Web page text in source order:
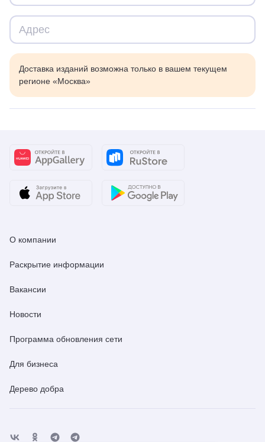
Доставка изданий возможна только в вашем текущем
регионе «Москва»
О компании
Раскрытие информации
Вакансии
Новости
Программа обновления сети
Для бизнеса
Дерево добра